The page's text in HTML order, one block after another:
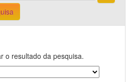
o resultado da pesquisa.